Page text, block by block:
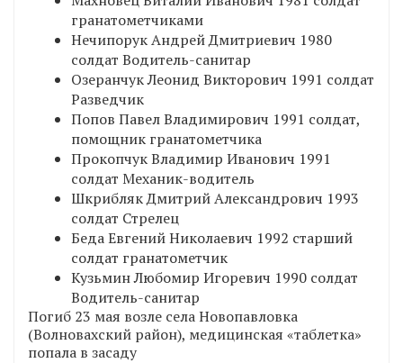
гранатометчиками
Нечипорук Андрей Дмитриевич 1980
солдат Водитель-санитар
Озеранчук Леонид Викторович 1991 солдат
Разведчик
Попов Павел Владимирович 1991 солдат,
помощник гранатометчика
Прокопчук Владимир Иванович 1991
солдат Механик-водитель
Шкрибляк Дмитрий Александрович 1993
солдат Стрелец
Беда Евгений Николаевич 1992 старший
солдат гранатометчик
Кузьмин Любомир Игоревич 1990 солдат
Водитель-санитар
Погиб 23 мая возле села Новопавловка
(Волновахский район), медицинская «таблетка»
попала в засаду